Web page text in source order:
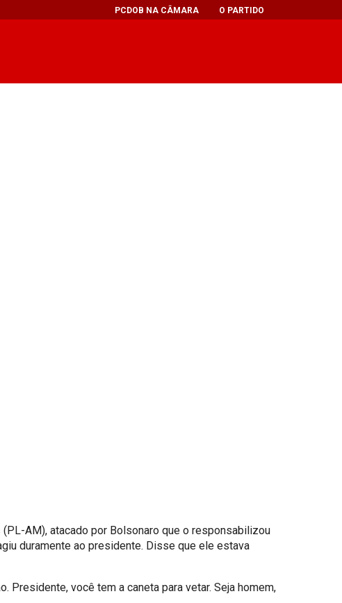
PCDOB NA CÂMARA O PARTIDO
AM), atacado por Bolsonaro que o responsabilizou
duramente ao presidente. Disse que ele estava
você tem a caneta para vetar. Seja homem,